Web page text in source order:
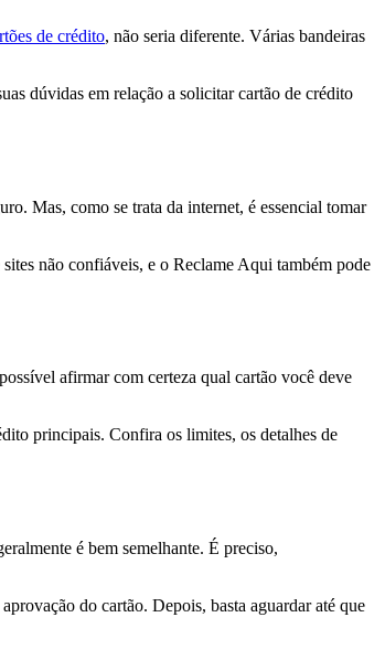
de crédito, não seria diferente. Várias bandeiras
dúvidas em relação a solicitar cartão de crédito
Mas, como se trata da internet, é essencial tomar
não confiáveis, e o Reclame Aqui também pode
afirmar com certeza qual cartão você deve
principais. Confira os limites, os detalhes de
é bem semelhante. É preciso,
do cartão. Depois, basta aguardar até que